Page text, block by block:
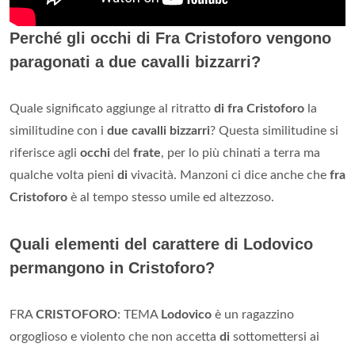
Perché gli occhi di Fra Cristoforo vengono
paragonati a due cavalli bizzarri?
Quale significato aggiunge al ritratto di fra Cristoforo la
similitudine con i due cavalli bizzarri? Questa similitudine si
riferisce agli occhi del frate, per lo più chinati a terra ma
qualche volta pieni di vivacità. Manzoni ci dice anche che fra
Cristoforo è al tempo stesso umile ed altezzoso.
Quali elementi del carattere di Lodovico
permangono in Cristoforo?
FRACRISTOFORO: TEMA Lodovico è un ragazzino
orgoglioso e violento che non accetta di sottomettersi ai